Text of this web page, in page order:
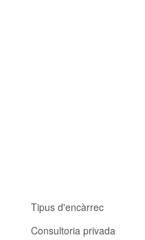
Tipus d'encàrrec
Consultoria privada